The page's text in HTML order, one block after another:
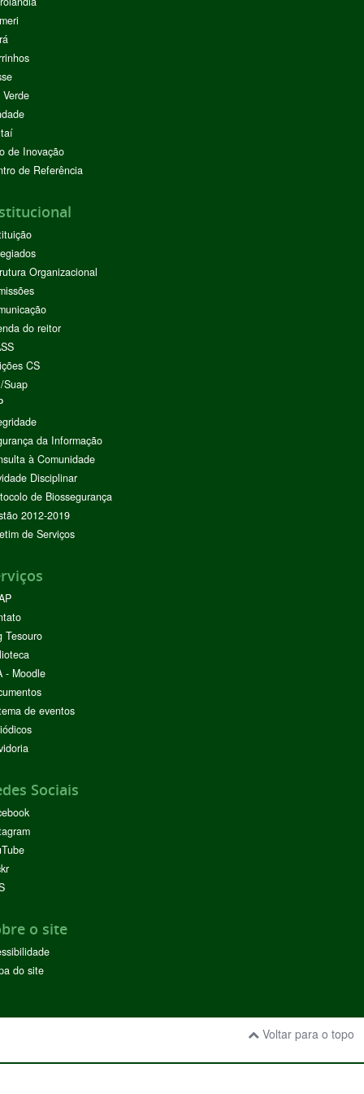
de Inovação
de Referência
Organizacional
do reitor
CS
Suap
da Informação
à Comunidade
Disciplinar
de Biossegurança
2012-2019
de Serviços
Tesouro
- Moodle
de eventos
Sociais
o site
do site
Voltar para o topo